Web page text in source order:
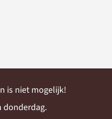
is niet mogelijk!
donderdag.